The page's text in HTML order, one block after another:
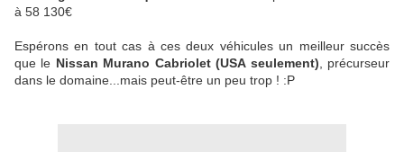
à 58 130€
Espérons en tout cas à ces deux véhicules un meilleur succès
que le Nissan Murano Cabriolet (USA seulement) , précurseur
dans le domaine...mais peut-être un peu trop ! :P